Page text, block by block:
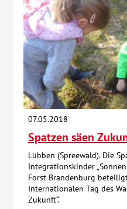
07.05.2018
Spatzen säen
Lübben (Spreewald). Die
Integrationskinder
Forst Brandenburg
Internationalen Tag des
Zukunft“.